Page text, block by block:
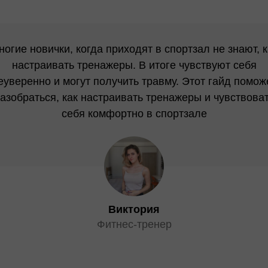
новички, когда приходят в спортзал не знают,
настраивать тренажеры. В итоге чувствуют себя
и могут получить травму. Этот гайд
как настраивать тренажеры и
себя комфортно в спортзале
Виктория
Фитнес-тренер